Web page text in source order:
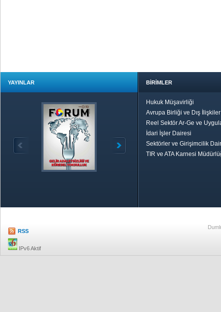
YAYINLAR BİRİMLER
Hukuk Müşavirliği
Avrupa Birliği ve Dış
Reel Sektör Ar-Ge ve
İdari İşler Dairesi
Sektörler ve Girişimcilik
TIR ve ATA Karnesi
RSS
IPv6 Aktif